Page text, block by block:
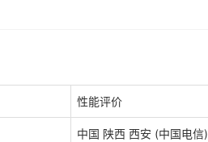
性能评价
中国 陕西 西安 (中国电信)